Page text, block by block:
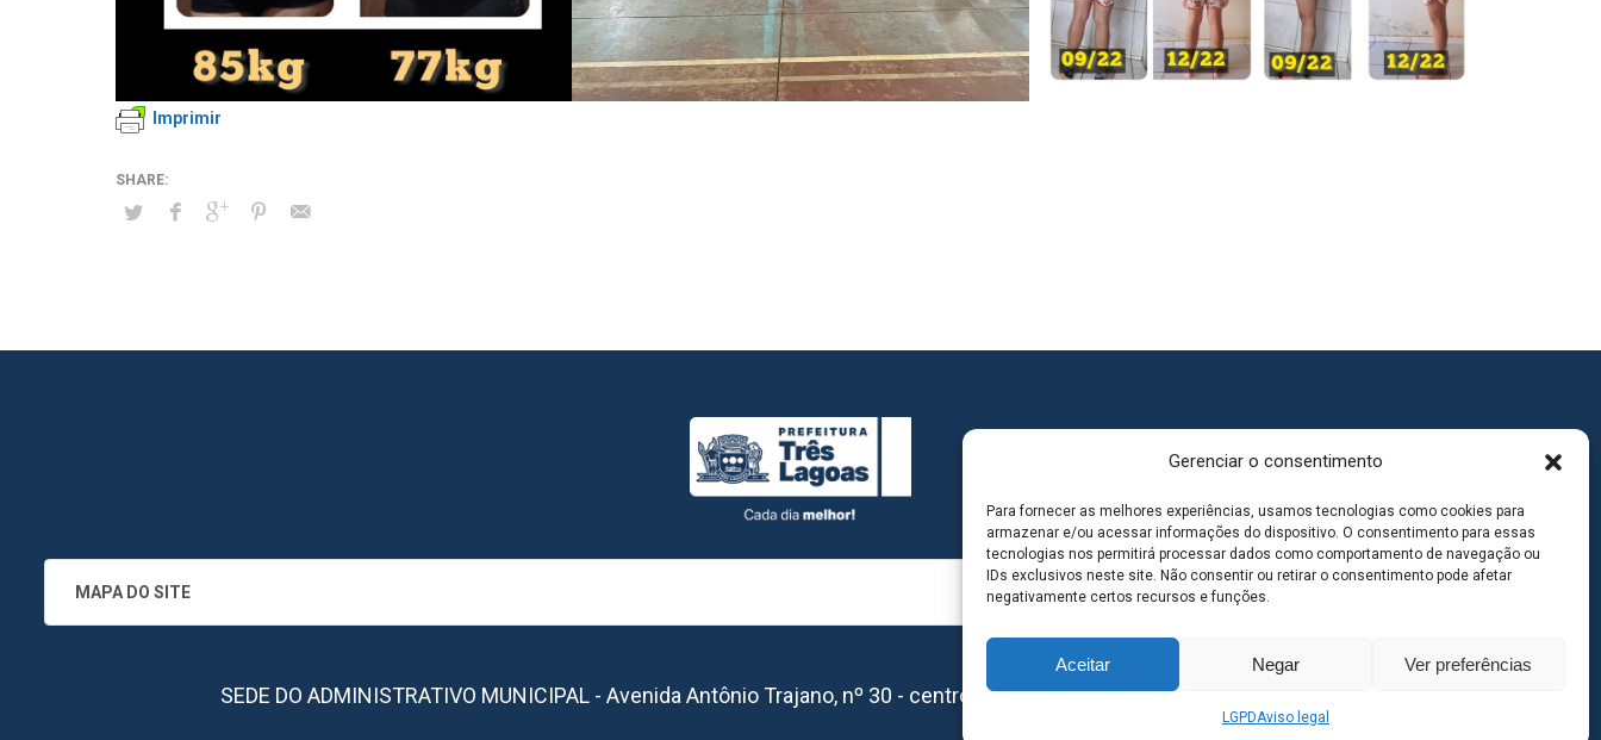
Gerenciar o consentimento
Para fornecer as melhores experiências, usamos tecnologias como cookies para
armazenar e/ou acessar informações do dispositivo. O consentimento para essas
tecnologias nos permitirá processar dados como comportamento de navegação ou
IDs exclusivos neste site. Não consentir ou retirar o consentimento pode afetar
negativamente certos recursos e funções.
Aceitar Negar Ver preferências
LGPDAviso legal
Imprimir
MAPA DO SITE
SEDE DO ADMINISTRATIVO MUNICIPAL - Avenida Antônio Trajano, nº 30 - centro - Três Lagoas MS | Contato: 67 98139-3237